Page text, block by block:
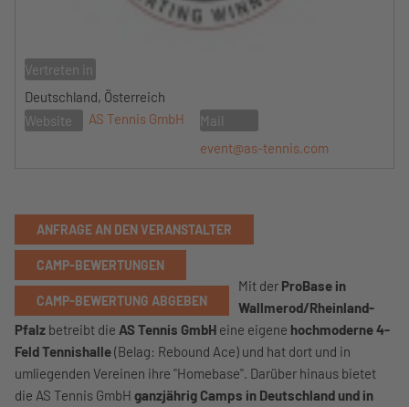
Vertreten in
Deutschland, Österreich
Website
AS Tennis GmbH
Mail
event@as-tennis.com
ANFRAGE AN DEN VERANSTALTER
CAMP-BEWERTUNGEN
CAMP-BEWERTUNG ABGEBEN
Mit der ProBase in
Wallmerod/Rheinland-
Pfalz betreibt die AS Tennis GmbH eine eigene hochmoderne 4-
Feld Tennishalle(Belag: Rebound Ace) und hat dort und in
umliegenden Vereinen ihre "Homebase". Darüber hinaus bietet
die AS Tennis GmbH ganzjährig Camps in Deutschland und in